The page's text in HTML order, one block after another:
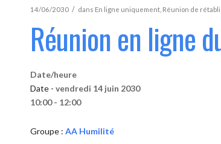
14/06/2030 / dans En ligne uniquement Réunion de
Réunion en ligne
Date/heure
Date - vendredi 14 juin 2030
10:00 - 12:00
Groupe : AA Humilité